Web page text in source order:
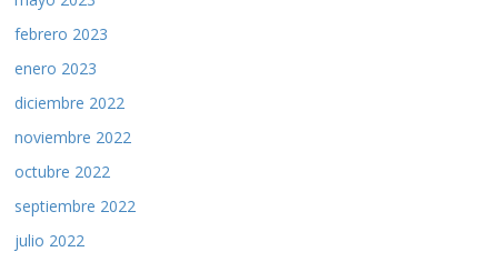
febrero 2023
enero 2023
diciembre 2022
noviembre 2022
octubre 2022
septiembre 2022
julio 2022